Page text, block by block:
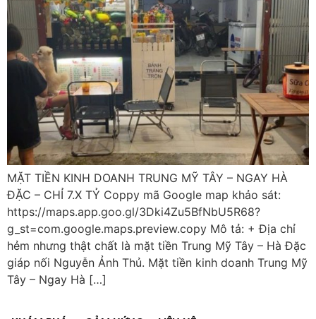
MẶT TIỀN KINH DOANH TRUNG MỸ TÂY – NGAY HÀ
ĐẶC – CHỈ 7.X TỶ Coppy mã Google map khảo sát:
https://maps.app.goo.gl/3Dki4Zu5BfNbU5R68?
g_st=com.google.maps.preview.copy Mô tả: + Địa chỉ
hẻm nhưng thật chất là mặt tiền Trung Mỹ Tây – Hà Đặc
giáp nối Nguyễn Ảnh Thủ. Mặt tiền kinh doanh Trung Mỹ
Tây – Ngay Hà […]